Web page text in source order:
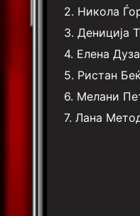
2. Никола
3.Дениција
4. Елена Дуза
5. Ристан
6. Мелани
7.Лана